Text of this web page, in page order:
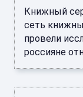
Книжный
сеть
провели
россияне